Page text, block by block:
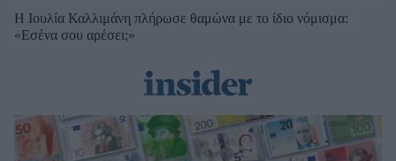
Η Ιουλία Καλλιμάνη πλήρωσε θαμώνα με το ίδιο νόμισμα:
«Εσένα σου αρέσει;»